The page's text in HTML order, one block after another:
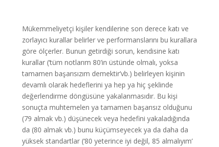
Mükemmeliyetçi kişiler kendilerine son derece katı ve
zorlayıcı kurallar belirler ve performanslarını bu kurallara
göre ölçerler. Bunun getirdiği sorun, kendisine katı
kurallar (‘tüm notlarım 80’in üstünde olmalı, yoksa
tamamen başarısızım demektir’vb.) belirleyen kişinin
devamlı olarak hedeflerini ya hep ya hiç şeklinde
değerlendirme döngüsüne yakalanmasıdır. Bu kişi
sonuçta muhtemelen ya tamamen başarısız olduğunu
(79 almak vb.) düşünecek veya hedefini yakaladığında
da (80 almak vb.) bunu küçümseyecek ya da daha da
yüksek standartlar (‘80 yeterince iyi değil, 85 almalıyım’